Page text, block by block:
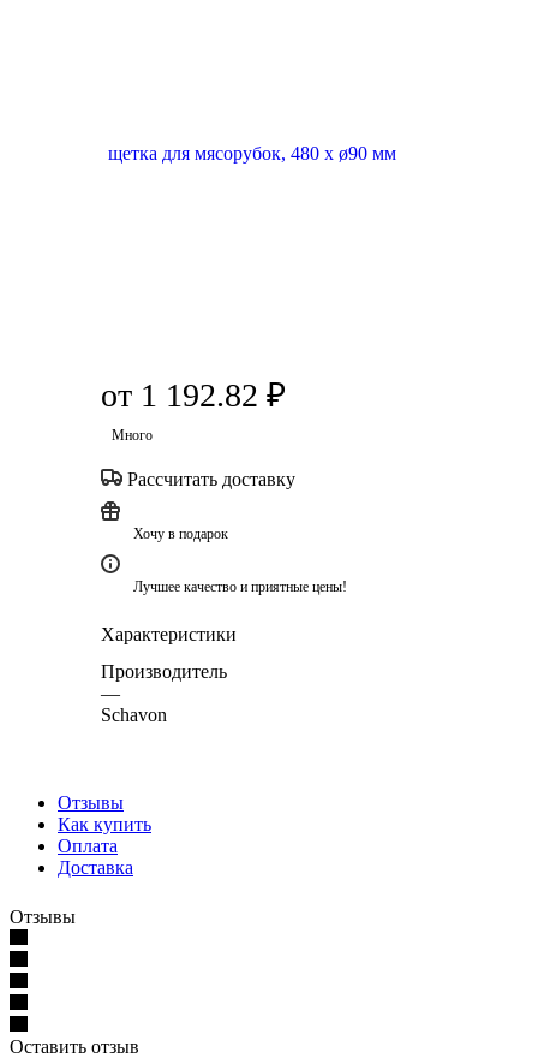
от 1 192.82 ₽
Много
Рассчитать доставку
Хочу в подарок
Лучшее качество и приятные цены!
Характеристики
Производитель
—
Schavon
Отзывы
Как купить
Оплата
Доставка
Отзывы
Оставить отзыв